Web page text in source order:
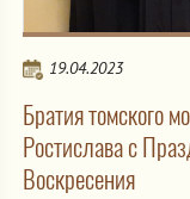
19.04.2023
Братия томского
Ростислава с
Воскресения